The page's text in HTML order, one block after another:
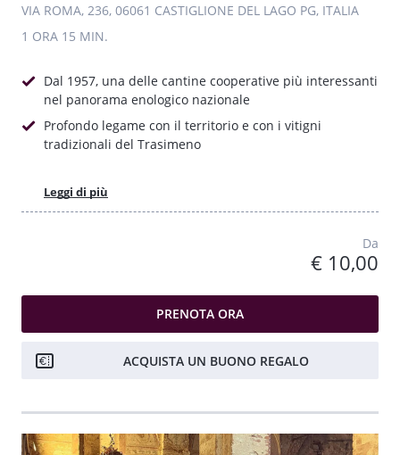
VIA ROMA, 236, 06061 CASTIGLIONE DEL LAGO PG, ITALIA
1 ORA 15 MIN.
Dal 1957, una delle cantine cooperative più interessanti
nel panorama enologico nazionale
Profondo legame con il territorio e con i vitigni
tradizionali del Trasimeno
Leggi di più
Da
€ 10,00
PRENOTA ORA
ACQUISTA UN BUONO REGALO